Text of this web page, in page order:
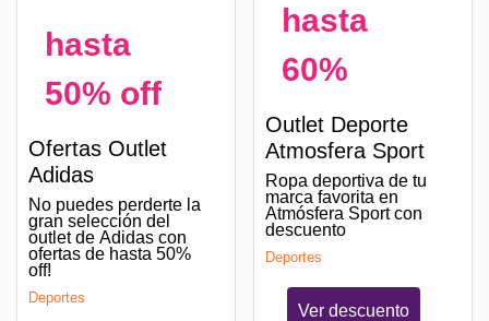
hasta
50% off
Ofertas Outlet
Adidas
No puedes perderte la
gran selección del
outlet de Adidas con
ofertas de hasta 50%
off!
Deportes
hasta
60%
Outlet Deporte
Atmosfera Sport
Ropa deportiva de tu
marca favorita en
Atmósfera Sport con
descuento
Deportes
Ver descuento